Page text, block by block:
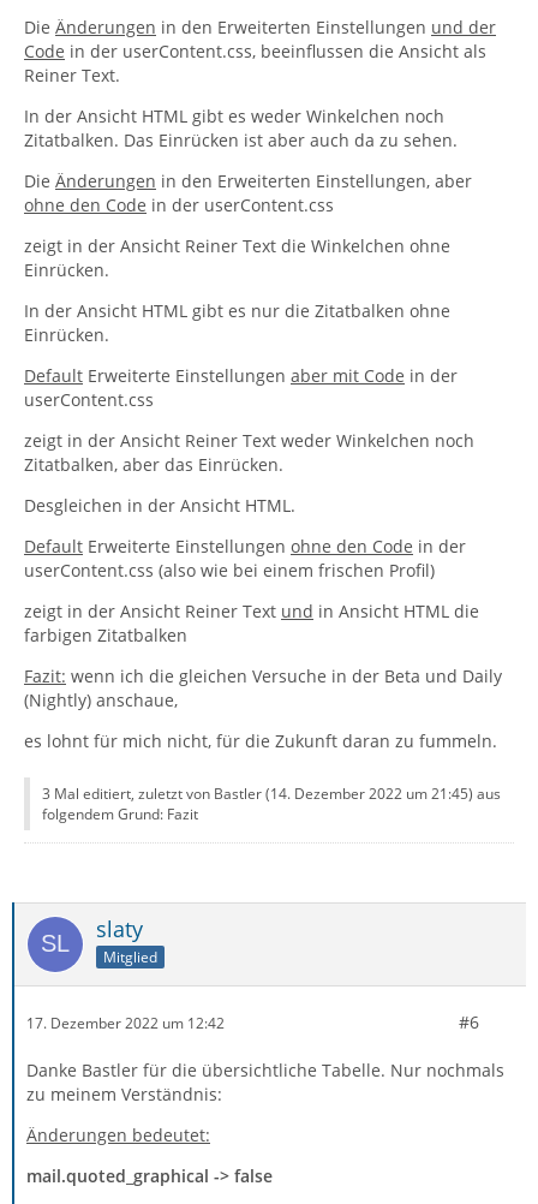
Die Änderungen in den Erweiterten Einstellungen und der
Code in der userContent.css, beeinflussen die Ansicht als
Reiner Text.
In der Ansicht HTML gibt es weder Winkelchen noch
Zitatbalken. Das Einrücken ist aber auch da zu sehen.
Die Änderungen in den Erweiterten Einstellungen, aber
ohne den Code in der userContent.css
zeigt in der Ansicht Reiner Text die Winkelchen ohne
Einrücken.
In der Ansicht HTML gibt es nur die Zitatbalken ohne
Einrücken.
Default Erweiterte Einstellungen aber mit Code in der
userContent.css
zeigt in der Ansicht Reiner Text weder Winkelchen noch
Zitatbalken, aber das Einrücken.
Desgleichen in der Ansicht HTML.
Default Erweiterte Einstellungen ohne den Code in der
userContent.css (also wie bei einem frischen Profil)
zeigt in der Ansicht Reiner Text und in Ansicht HTML die
farbigen Zitatbalken
Fazit: wenn ich die gleichen Versuche in der Beta und Daily
(Nightly) anschaue,
es lohnt für mich nicht, für die Zukunft daran zu fummeln.
3 Mal editiert, zuletzt von Bastler (14. Dezember 2022 um 21:45) aus
folgendem Grund: Fazit
slaty
Mitglied
17. Dezember 2022 um 12:42 #6
Danke Bastler für die übersichtliche Tabelle. Nur nochmals
zu meinem Verständnis:
Änderungen bedeutet:
mail.quoted_graphical -> false